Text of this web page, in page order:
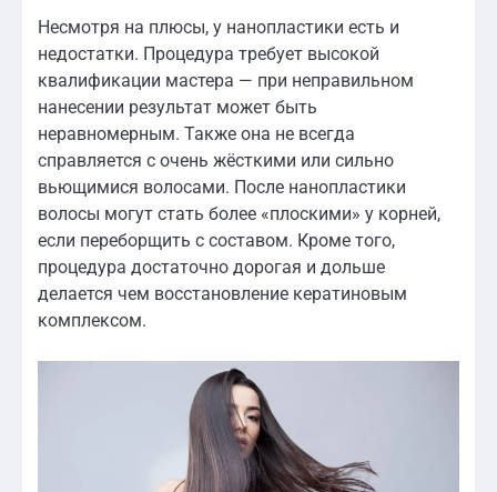
Несмотря на плюсы, у нанопластики есть и
недостатки. Процедура требует высокой
квалификации мастера — при неправильном
нанесении результат может быть
неравномерным. Также она не всегда
справляется с очень жёсткими или сильно
вьющимися волосами. После нанопластики
волосы могут стать более «плоскими» у корней,
если переборщить с составом. Кроме того,
процедура достаточно дорогая и дольше
делается чем восстановление кератиновым
комплексом.